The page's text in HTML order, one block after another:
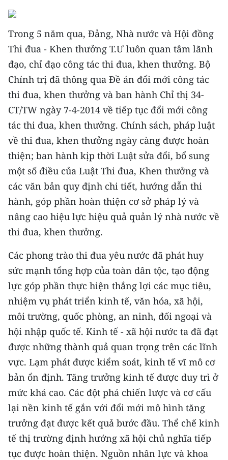
中文
FRANÇAIS
РУССКИЙ
ESPAÑOL
한국어
Trong 5 năm qua, Đảng, Nhà nước và Hội đồng
Thi đua - Khen thưởng T.Ư luôn quan tâm lãnh
đạo, chỉ đạo công tác thi đua, khen thưởng. Bộ
Chính trị đã thông qua Đề án đổi mới công tác
thi đua, khen thưởng và ban hành Chỉ thị 34-
CT/TW ngày 7-4-2014 về tiếp tục đổi mới công
tác thi đua, khen thưởng. Chính sách, pháp luật
về thi đua, khen thưởng ngày càng được hoàn
thiện; ban hành kịp thời Luật sửa đổi, bổ sung
một số điều của Luật Thi đua, Khen thưởng và
các văn bản quy định chi tiết, hướng dẫn thi
hành, góp phần hoàn thiện cơ sở pháp lý và
nâng cao hiệu lực hiệu quả quản lý nhà nước về
thi đua, khen thưởng.
Các phong trào thi đua yêu nước đã phát huy
sức mạnh tổng hợp của toàn dân tộc, tạo động
lực góp phần thực hiện thắng lợi các mục tiêu,
nhiệm vụ phát triển kinh tế, văn hóa, xã hội,
môi trường, quốc phòng, an ninh, đối ngoại và
hội nhập quốc tế. Kinh tế - xã hội nước ta đã đạt
được những thành quả quan trọng trên các lĩnh
vực. Lạm phát được kiểm soát, kinh tế vĩ mô cơ
bản ổn định. Tăng trưởng kinh tế được duy trì ở
mức khá cao. Các đột phá chiến lược và cơ cấu
lại nền kinh tế gắn với đổi mới mô hình tăng
trưởng đạt được kết quả bước đầu. Thể chế kinh
tế thị trường định hướng xã hội chủ nghĩa tiếp
tục được hoàn thiện. Nguồn nhân lực và khoa